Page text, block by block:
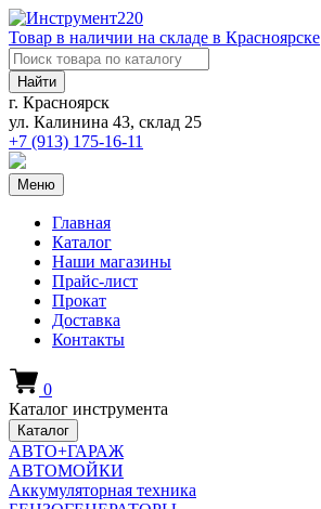
Товар в наличии на складе в Красноярске
Найти
г. Красноярск
ул. Калинина 43, склад 25
+7 (913) 175-16-11
Меню
Главная
Каталог
Наши магазины
Прайс-лист
Прокат
Доставка
Контакты
0
Каталог инструмента
Каталог
АВТО+ГАРАЖ
АВТОМОЙКИ
Аккумуляторная техника